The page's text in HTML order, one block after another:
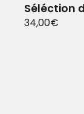
Séléction
34,00€